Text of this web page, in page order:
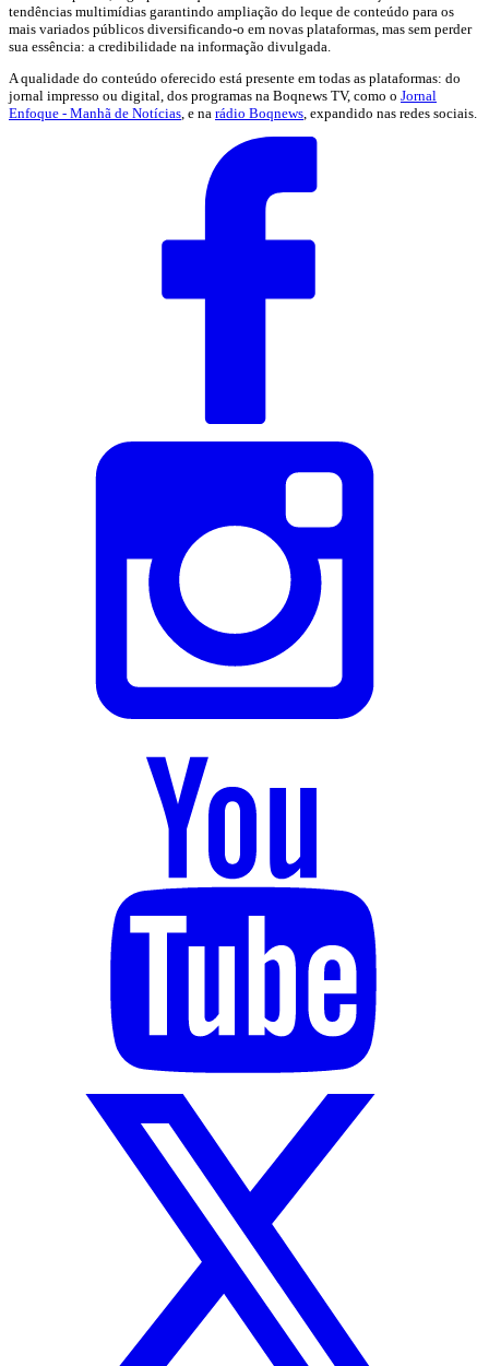
tendências multimídias garantindo ampliação do leque de conteúdo para os
mais variados públicos diversificando-o em novas plataformas, mas sem perder
sua essência: a credibilidade na informação divulgada.
A qualidade do conteúdo oferecido está presente em todas as plataformas: do
jornal impresso ou digital, dos programas na Boqnews TV, como o Jornal
Enfoque - Manhã de Notícias , e na rádio Boqnews , expandido nas redes sociais.